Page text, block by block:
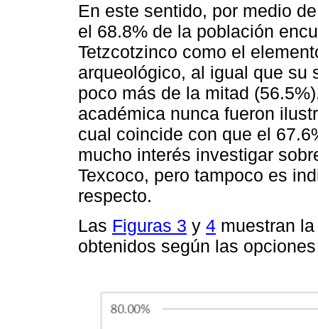
En este sentido, por medio
el 68.8% de la población
Tetzcotzinco como el
arqueológico, al igual que su
poco más de la mitad
académica nunca fueron
cual coincide con que el
mucho interés investigar
Texcoco, pero tampoco es
respecto.
Las Figuras 3 y 4 muestran
obtenidos según las